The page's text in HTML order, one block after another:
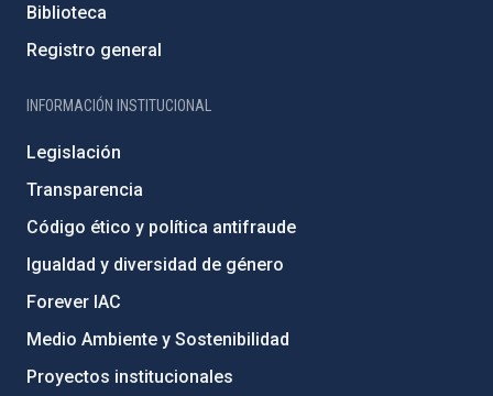
Biblioteca
Registro general
INFORMACIÓN INSTITUCIONAL
Legislación
Transparencia
Código ético y política antifraude
Igualdad y diversidad de género
Forever IAC
Medio Ambiente y Sostenibilidad
Proyectos institucionales